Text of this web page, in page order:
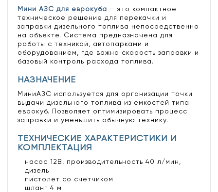
Мини АЗС для еврокуба – это компактное
техническое решение для перекачки и
заправки дизельного топлива непосредственно
на объекте. Система предназначена для
работы с техникой, автопарками и
оборудованием, где важна скорость заправки и
базовый контроль расхода топлива.
НАЗНАЧЕНИЕ
МиниАЗС используется для организации точки
выдачи дизельного топлива из емкостей типа
еврокуб. Позволяет оптимизировать процесс
заправки и уменьшить обычную технику.
ТЕХНИЧЕСКИЕ ХАРАКТЕРИСТИКИ И
КОМПЛЕКТАЦИЯ
насос 12В, производительность 40 л/мин,
дизель
пистолет со счетчиком
шланг 4 м